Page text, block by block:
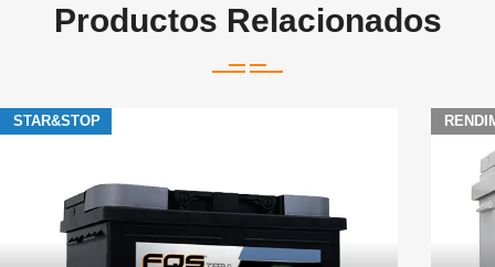
Productos Relacionados
STAR&STOP